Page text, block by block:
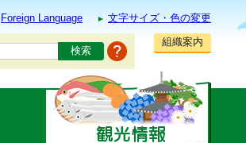
Foreign Language
文字サイズ・色の変更
組織案内